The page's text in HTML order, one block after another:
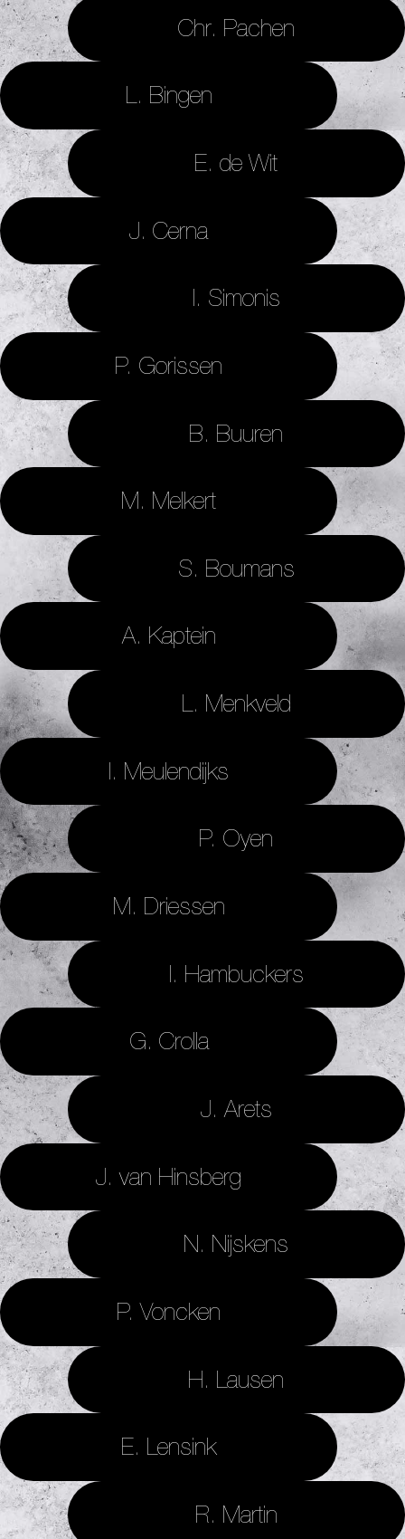
Chr. Pachen
L. Bingen
E. de Wit
J. Cerna
I. Simonis
P. Gorissen
B. Buuren
M. Melkert
S. Boumans
A. Kaptein
L. Menkveld
I. Meulendijks
P. Oyen
M. Driessen
I. Hambuckers
G. Crolla
J. Arets
J. van Hinsberg
N. Nijskens
P. Voncken
H. Lausen
E. Lensink
R. Martin